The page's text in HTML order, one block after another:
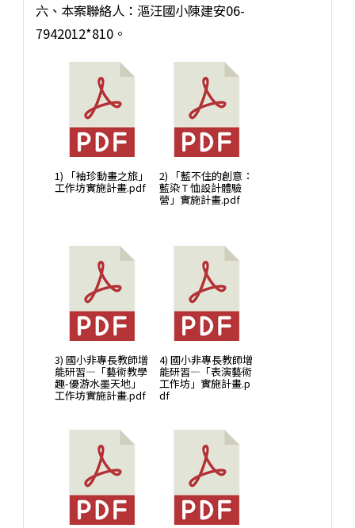
六、本案聯絡人：漚汪國小陳建安06-
7942012*810。
1) 「袖珍動畫之旅」
工作坊實施計畫.pdf
2) 「藍不住的創意：
藍染 T 恤設計體驗
營」實施計畫.pdf
3) 國小非專長教師增
能研習—「藝術教學
趣-優游水墨天地」
工作坊實施計畫.pdf
4) 國小非專長教師增
能研習—「表演藝術
工作坊」實施計畫.p
df